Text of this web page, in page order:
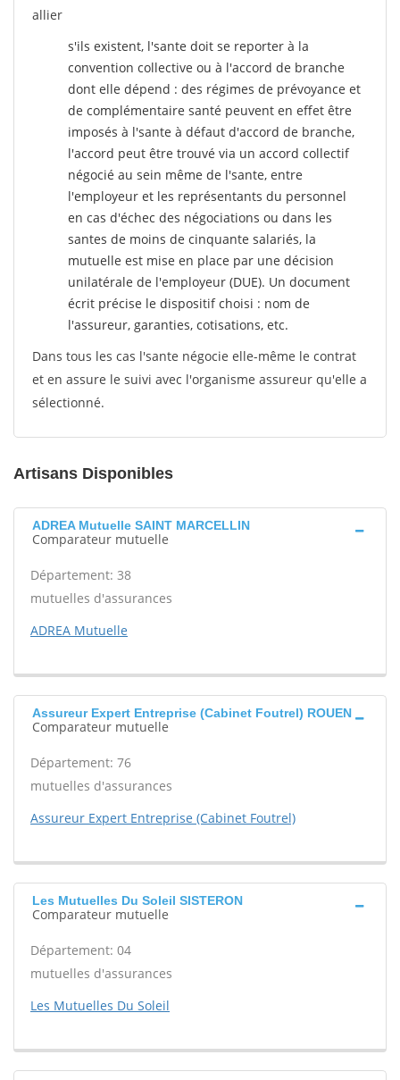
allier
s'ils existent, l'sante doit se reporter à la
convention collective ou à l'accord de branche
dont elle dépend : des régimes de prévoyance et
de complémentaire santé peuvent en effet être
imposés à l'sante à défaut d'accord de branche,
l'accord peut être trouvé via un accord collectif
négocié au sein même de l'sante, entre
l'employeur et les représentants du personnel
en cas d'échec des négociations ou dans les
santes de moins de cinquante salariés, la
mutuelle est mise en place par une décision
unilatérale de l'employeur (DUE). Un document
écrit précise le dispositif choisi : nom de
l'assureur, garanties, cotisations, etc.
Dans tous les cas l'sante négocie elle-même le contrat
et en assure le suivi avec l'organisme assureur qu'elle a
sélectionné.
Artisans Disponibles
ADREA Mutuelle SAINT MARCELLIN
Comparateur mutuelle
Département: 38
mutuelles d'assurances
ADREA Mutuelle
Assureur Expert Entreprise (Cabinet Foutrel) ROUEN
Comparateur mutuelle
Département: 76
mutuelles d'assurances
Assureur Expert Entreprise (Cabinet Foutrel)
Les Mutuelles Du Soleil SISTERON
Comparateur mutuelle
Département: 04
mutuelles d'assurances
Les Mutuelles Du Soleil